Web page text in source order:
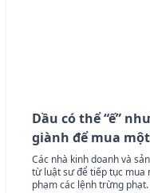
Dầu có thể “ế”
giành để mua
Các nhà kinh doanh và
từ luật sư để tiếp tục mua
phạm các lệnh trừng phạt.